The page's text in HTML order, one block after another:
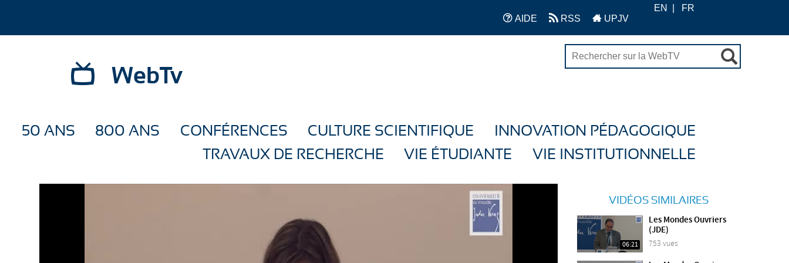
AIDE RSS UPJV
EN FR
WebTv
50 ANS 800 ANS CONFÉRENCES CULTURE SCIENTIFIQUE
INNOVATION PÉDAGOGIQUE
TRAVAUX DE RECHERCHE
VIE ÉTUDIANTE VIE INSTITUTIONNELLE
VIDÉOS SIMILAIRES
06:21
Les Mondes Ouvriers
(JDE)
753 vues